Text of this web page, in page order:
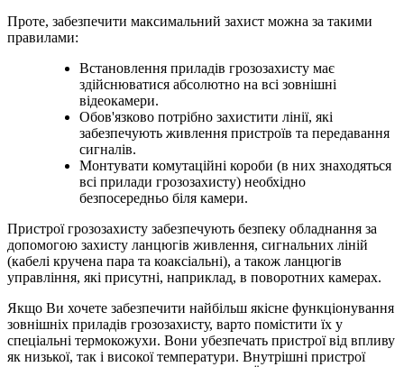
Проте, забезпечити максимальний захист можна за такими
правилами:
Встановлення приладів грозозахисту має
здійснюватися абсолютно на всі зовнішні
відеокамери.
Обов'язково потрібно захистити лінії, які
забезпечують живлення пристроїв та передавання
сигналів.
Монтувати комутаційні короби (в них знаходяться
всі прилади грозозахисту) необхідно
безпосередньо біля камери.
Пристрої грозозахисту забезпечують безпеку обладнання за
допомогою захисту ланцюгів живлення, сигнальних ліній
(кабелі кручена пара та коаксіальні), а також ланцюгів
управління, які присутні, наприклад, в поворотних камерах.
Якщо Ви хочете забезпечити найбільш якісне функціонування
зовнішніх приладів грозозахисту, варто помістити їх у
спеціальні термокожухи. Вони убезпечать пристрої від впливу
як низької, так і високої температури. Внутрішні пристрої